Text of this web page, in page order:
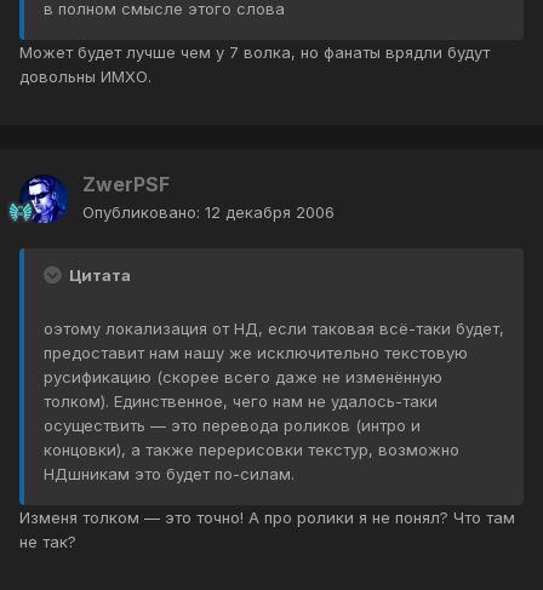
в полном смысле этого слова
Может будет лучше чем у 7 волка, но фанаты врядли будут
довольны ИМХО.
ZwerPSF
Опубликовано: 12 декабря 2006
Цитата
оэтому локализация от НД, если таковая всё-таки будет,
предоставит нам нашу же исключительно текстовую
русификацию (скорее всего даже не изменённую
толком). Единственное, чего нам не удалось-таки
осуществить — это перевода роликов (интро и
концовки), а также перерисовки текстур, возможно
НДшникам это будет по-силам.
Изменя толком — это точно! А про ролики я не понял? Что там
не так?